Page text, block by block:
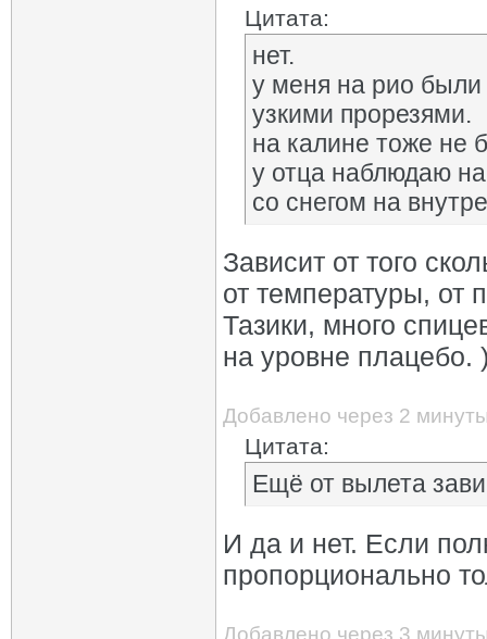
Цитата:
нет.
у меня на рио
узкими прорезями.
на калине тоже не
у отца наблюдаю
со снегом на
Зависит от того
от температуры, от
Тазики, много
на уровне плацебо.
Добавлено через 2
Цитата:
Ещё от вылета
И да и нет. Если
пропорционально
Добавлено через 3